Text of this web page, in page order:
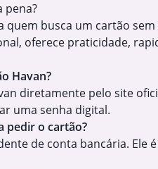
pena?
quem busca um cartão
oferece praticidade,
Havan?
diretamente pelo site
uma senha digital.
pedir o cartão?
de conta bancária.